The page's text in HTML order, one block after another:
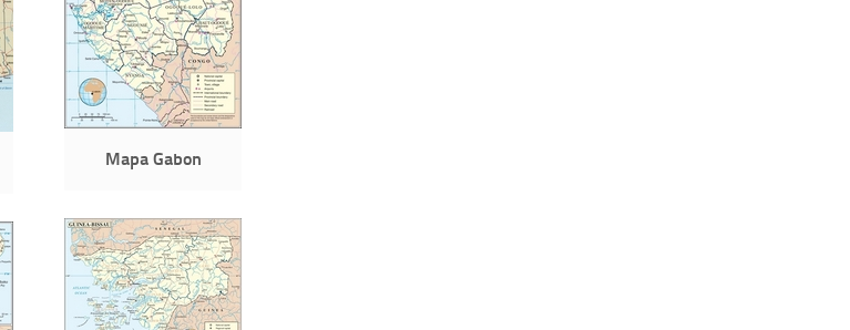
Mapa Gabon